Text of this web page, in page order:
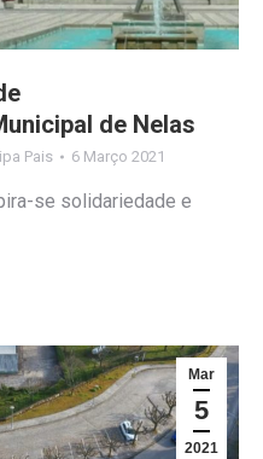
de Nelas
Pais 6 Março 2021
se solidariedade e
Mar
5
2021